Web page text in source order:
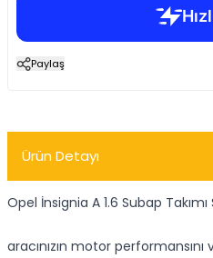
Paylaş
Ürün Detayı
Opel İnsignia A 1.6 Subap Takımı
aracınızın motor